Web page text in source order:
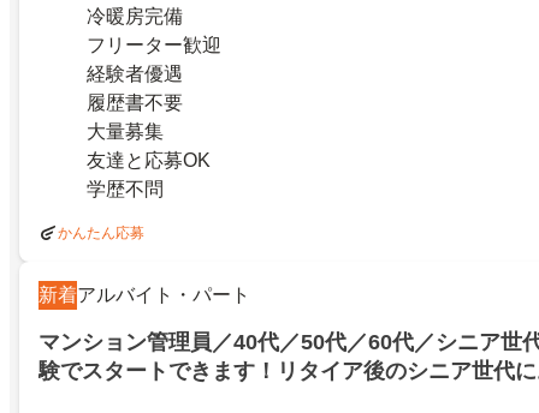
冷暖房完備
フリーター歓迎
経験者優遇
履歴書不要
大量募集
友達と応募OK
学歴不問
かんたん応募
新着アルバイト・パート
マンション管理員／40代／50代／60代／シニア世
験でスタートできます！リタイア後のシニア世代